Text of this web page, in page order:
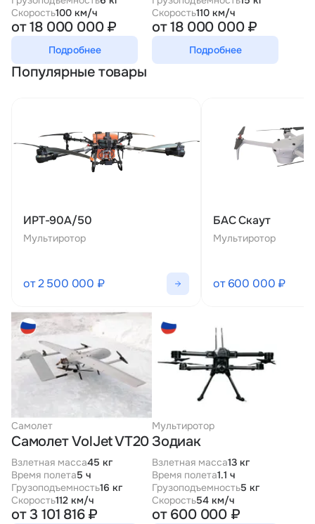
Скорость100 км/ч
от 18 000 000 ₽
Подробнее
Скорость110 км/ч
от 18 000 000 ₽
Подробнее
Популярные товары
ИРТ-90А/50
Мультиротор
от 2 500 000 ₽
БАС Скаут
Мультиротор
от 600 000 ₽
Самолет
Самолет VolJet VT20
Взлетная масса45 кг
Время полета5 ч
Грузоподъемность16 кг
Скорость112 км/ч
от 3 101 816 ₽
Мультиротор
Зодиак
Взлетная масса13 кг
Время полета1.1 ч
Грузоподъемность5 кг
Скорость54 км/ч
от 600 000 ₽